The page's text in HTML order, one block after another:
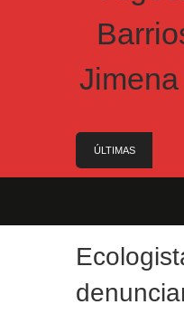
ÚLTIMAS
declarado este
¡Manténgase alerta!
al martes 11
Reunión para